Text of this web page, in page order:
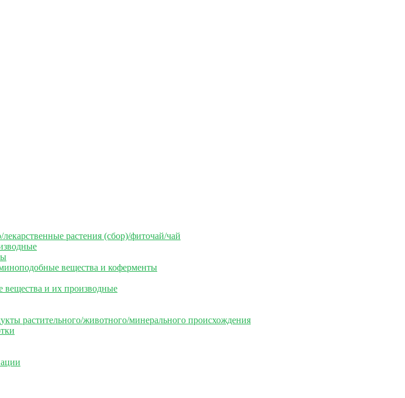
растения (сбор)/фиточай/чай
вещества и коферменты
и их производные
растительного/животного/минерального происхождения